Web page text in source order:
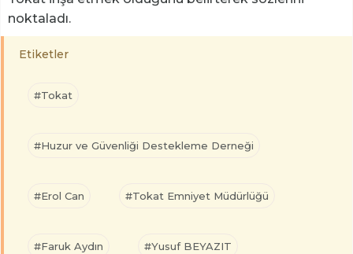
noktaladı.
Etiketler
#Tokat
#Huzur ve Güvenliği Destekleme Derneği
#Erol Can #Tokat Emniyet Müdürlüğü
#Faruk Aydın #Yusuf BEYAZIT